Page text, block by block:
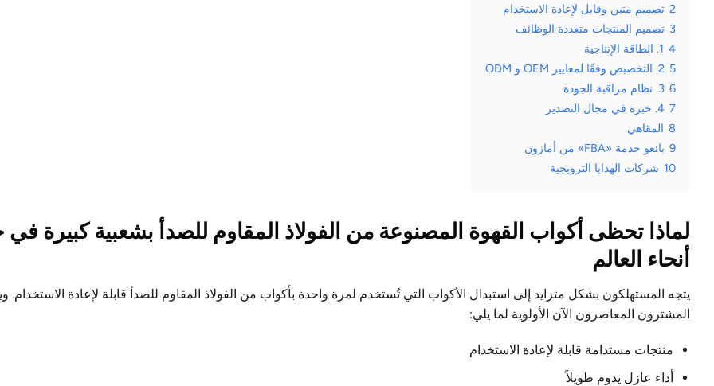
2 تصميم متين وقابل لإعادة الاستخدام
3 تصميم المنتجات متعددة الوظائف
4 1. الطاقة الإنتاجية
5 2. التخصيص وفقًا لمعايير OEM و ODM
6 3. نظام مراقبة الجودة
7 4. خبرة في مجال التصدير
8 المقاهي
9 بائعو خدمة «FBA» من أمازون
10 شركات الهدايا الترويجية
لماذا تحظى أكواب القهوة المصنوعة من الفولاذ المقاوم للصدأ بشعبية كبيرة في
أنحاء العالم
يتجه المستهلكون بشكل متزايد إلى استبدال الأكواب التي تُستخدم لمرة واحدة بأكواب من الفولاذ المقاوم للصدأ قابلة لإعادة الاستخدام.
المشترون المعاصرون الآن الأولوية لما يلي:
منتجات مستدامة قابلة لإعادة الاستخدام
أداء عازل يدوم طويلاً